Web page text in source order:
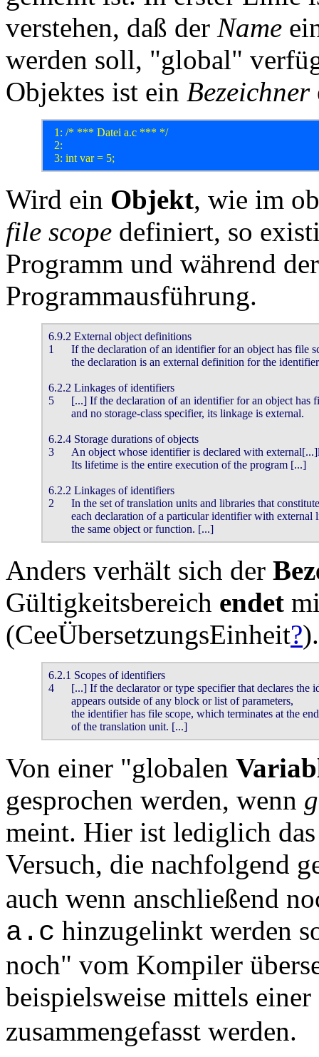
verstehen, daß der Name
werden soll, "global"
Objektes ist ein Bezeichner
  1: /* *** Datei a.c *** */
  2:
Wird ein Objekt, wie im
file scope definiert, so
Programm und während
Programmausführung.
6.9.2 External object definitions
1	If the declaration of an identifier for an object has file scope and an initializer,
6.2.2 Linkages of identifiers
5 	[...] If the declaration of an identifier for an object has file scope
6.2.4 Storage durations of objects
3	An object whose identifier is declared with external[...]linkage[...]has static storage duration.
6.2.2 Linkages of identifiers
2	In the set of translation units and libraries that constitutes an entire program,
	the same object or function. [...]
Anders verhält sich der
Gültigkeitsbereich endet
(CeeÜbersetzungsEinheit?).
6.2.1 Scopes of identifiers
4	[...] If the declarator or type specifier that declares the identifier
	of the translation unit. [...]
Von einer "globalen
gesprochen werden, wenn
meint. Hier ist lediglich
Versuch, die nachfolgend
auch wenn anschließend
a.c hinzugelinkt werden
noch" vom Kompiler
beispielsweise mittels einer
zusammengefasst werden.